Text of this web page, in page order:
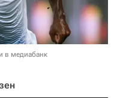
в медиабанк